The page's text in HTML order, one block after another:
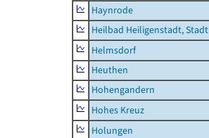
Haynrode
Heilbad Heiligenstadt, Stadt
Helmsdorf
Heuthen
Hohengandern
Hohes Kreuz
Holungen